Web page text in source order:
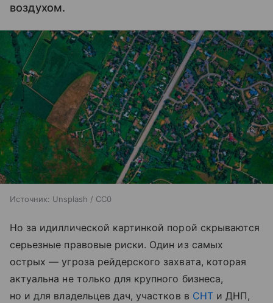
воздухом.
Источник: Unsplash / CC0
Но за идиллической картинкой порой скрываются
серьезные правовые риски. Один из самых
острых — угроза рейдерского захвата, которая
актуальна не только для крупного бизнеса,
но и для владельцев дач, участков в СНТи ДНП,